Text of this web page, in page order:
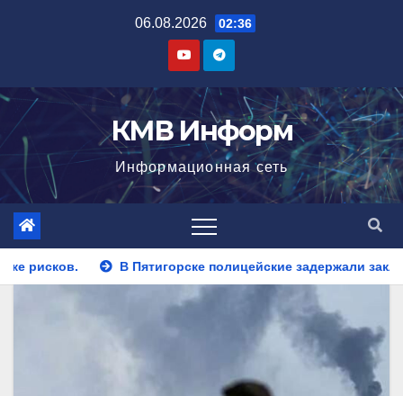
06.08.2026 02:36
КМВ Информ
Информационная сеть
полицейские задержали закладчика, пытавшегося сбыть